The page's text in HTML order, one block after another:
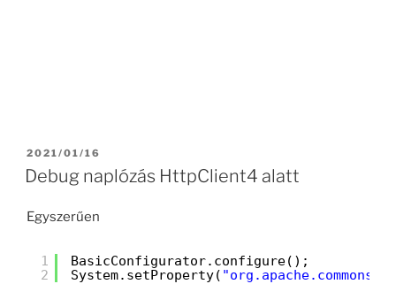
POSTED
ON
2021/01/16
Debug naplózás HttpClient4 alatt
Egyszerűen
1
2
BasicConfigurator.configure();
System.setProperty(